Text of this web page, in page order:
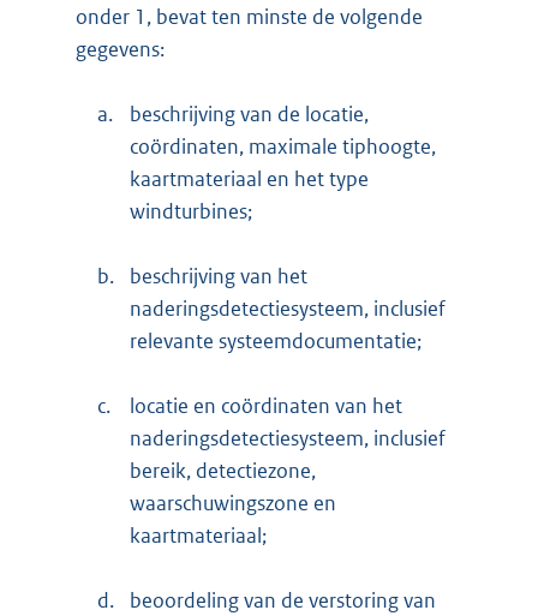
onder 1, bevat ten minste de volgende
gegevens:
a.
beschrijving van de locatie,
coördinaten, maximale tiphoogte,
kaartmateriaal en het type
windturbines;
b.
beschrijving van het
naderingsdetectiesysteem, inclusief
relevante systeemdocumentatie;
c.
locatie en coördinaten van het
naderingsdetectiesysteem, inclusief
bereik, detectiezone,
waarschuwingszone en
kaartmateriaal;
d.
beoordeling van de verstoring van